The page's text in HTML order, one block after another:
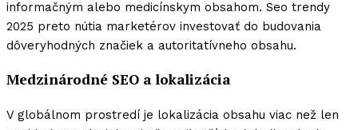
informačným alebo medicínskym obsahom. Seo trendy
2025 preto nútia marketérov investovať do budovania
dôveryhodných značiek a autoritatívneho obsahu.
Medzinárodné SEO a lokalizácia
V globálnom prostredí je lokalizácia obsahu viac než len